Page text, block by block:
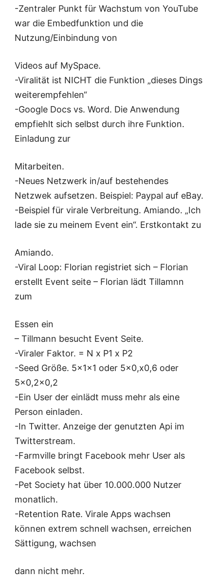
-Zentraler Punkt für Wachstum von YouTube
war die Embedfunktion und die
Nutzung/Einbindung von
Videos auf MySpace.
-Viralität ist NICHT die Funktion „dieses Dings
weiterempfehlen“
-Google Docs vs. Word. Die Anwendung
empfiehlt sich selbst durch ihre Funktion.
Einladung zur
Mitarbeiten.
-Neues Netzwerk in/auf bestehendes
Netzwek aufsetzen. Beispiel: Paypal auf eBay.
-Beispiel für virale Verbreitung. Amiando. „Ich
lade sie zu meinem Event ein“. Erstkontakt zu
Amiando.
-Viral Loop: Florian registriet sich – Florian
erstellt Event seite – Florian lädt Tillamnn
zum
Essen ein
– Tillmann besucht Event Seite.
-Viraler Faktor. = N x P1 x P2
-Seed Größe. 5x1x1 oder 5×0,x0,6 oder
5×0,2×0,2
-Ein User der einlädt muss mehr als eine
Person einladen.
-In Twitter. Anzeige der genutzten Api im
Twitterstream.
-Farmville bringt Facebook mehr User als
Facebook selbst.
-Pet Society hat über 10.000.000 Nutzer
monatlich.
-Retention Rate. Virale Apps wachsen
können extrem schnell wachsen, erreichen
Sättigung, wachsen
dann nicht mehr.